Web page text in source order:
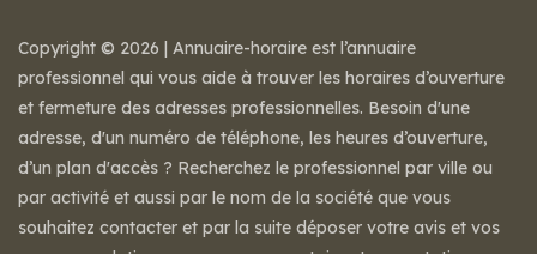
Copyright © 2026 | Annuaire-horaire est l’annuaire
professionnel qui vous aide à trouver les horaires d’ouverture
et fermeture des adresses professionnelles. Besoin d'une
adresse, d'un numéro de téléphone, les heures d’ouverture,
d’un plan d'accès ? Recherchez le professionnel par ville ou
par activité et aussi par le nom de la société que vous
souhaitez contacter et par la suite déposer votre avis et vos